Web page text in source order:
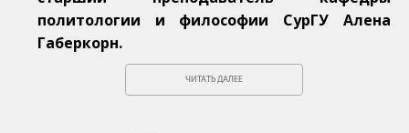
политологии и философии СурГУ Алена
Габеркорн.
ЧИТАТЬ ДАЛЕЕ